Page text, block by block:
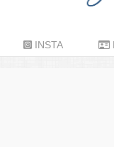
INSTA